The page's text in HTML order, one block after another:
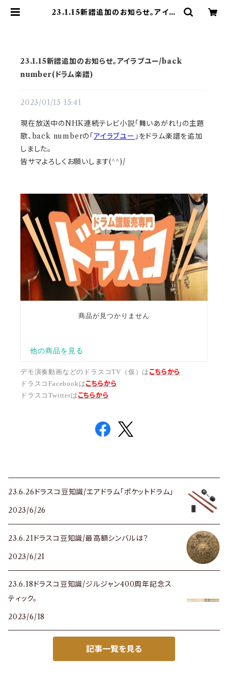
23.1.15新譜追加のお知らせ。アイラ
23.1.15新譜追加のお知らせ。アイラブユー/back
number(ドラム楽譜)
2023/01/15 15:41
現在放送中のNHK連続テレビ小説「舞いあがれ!」の主題
歌、back numberの「アイラブユー 」をドラム楽譜を追加
しました。
皆サマよろしくお願いします(^^)/
デモ演奏動画などのドラスコTV（仮）は こちらから
ドラスコFacebookはこちらから
ドラスコTwitterは こちらから
23.6.26ドラスコ豆知識/エアドラム「ポケットドラム」
2023/6/26
23.6.21ドラスコ豆知識/最高額シンバルは？
2023/6/21
23.6.18ドラスコ豆知識/ジルジャン400周年記念ス
ティック。
2023/6/18
記事一覧を見る